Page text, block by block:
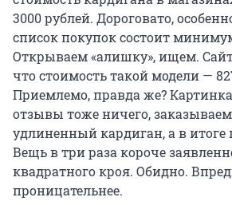
3000 рублей. Дороговато,
список покупок состоит
Открываем «алишку», ищем.
что стоимость такой модели —
Приемлемо, правда же?
отзывы тоже ничего,
удлиненный кардиган, а в итоге
Вещь в три раза короче
квадратного кроя. Обидно.
проницательнее.